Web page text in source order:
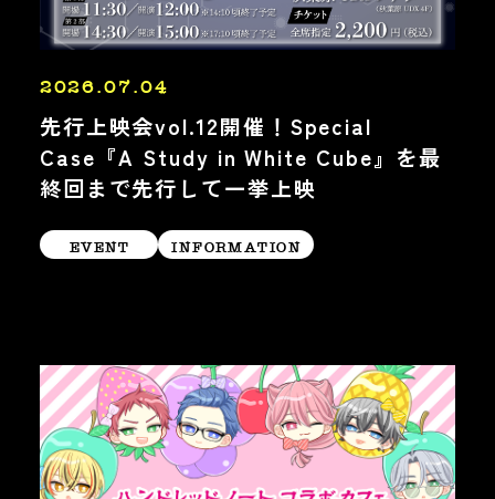
先行上映会vol.12開催！Special
Case『A Study in White Cube』を最
終回まで先行して一挙上映
EVENT INFORMATION
2026.07.04